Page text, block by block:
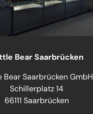
Bear Saarbrücken
Bear Saarbrücken GmbH
Schillerplatz 14
66111 Saarbrücken